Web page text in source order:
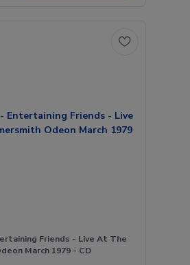
Friends - Live At The
March 1979 - CD